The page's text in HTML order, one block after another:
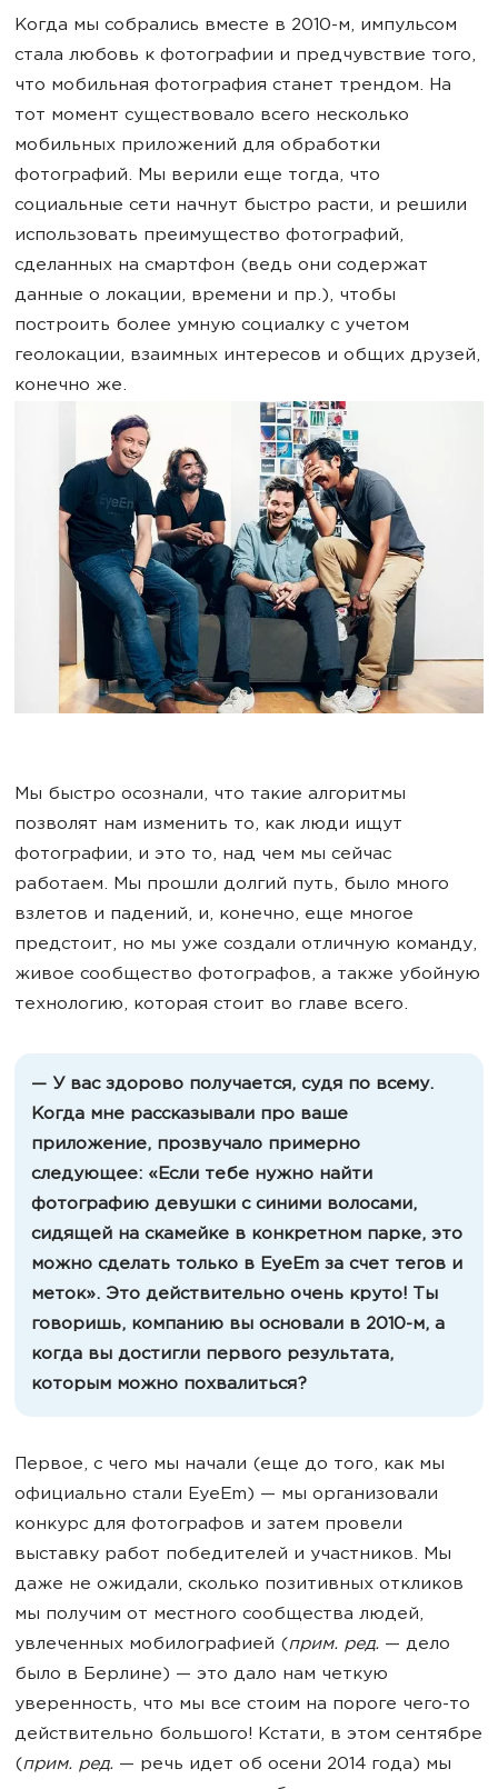
Когда мы собрались вместе в 2010-м, импульсом
стала любовь к фотографии и предчувствие того,
что мобильная фотография станет трендом. На
тот момент существовало всего несколько
мобильных приложений для обработки
фотографий. Мы верили еще тогда, что
социальные сети начнут быстро расти, и решили
использовать преимущество фотографий,
сделанных на смартфон (ведь они содержат
данные о локации, времени и пр.), чтобы
построить более умную социалку с учетом
геолокации, взаимных интересов и общих друзей,
конечно же.
Мы быстро осознали, что такие алгоритмы
позволят нам изменить то, как люди ищут
фотографии, и это то, над чем мы сейчас
работаем. Мы прошли долгий путь, было много
взлетов и падений, и, конечно, еще многое
предстоит, но мы уже создали отличную команду,
живое сообщество фотографов, а также убойную
технологию, которая стоит во главе всего.
— У вас здорово получается, судя по всему.
Когда мне рассказывали про ваше
приложение, прозвучало примерно
следующее: «Если тебе нужно найти
фотографию девушки с синими волосами,
сидящей на скамейке в конкретном парке, это
можно сделать только в EyeEm за счет тегов и
меток». Это действительно очень круто! Ты
говоришь, компанию вы основали в 2010-м, а
когда вы достигли первого результата,
которым можно похвалиться?
Первое, с чего мы начали (еще до того, как мы
официально стали EyeEm) — мы организовали
конкурс для фотографов и затем провели
выставку работ победителей и участников. Мы
даже не ожидали, сколько позитивных откликов
мы получим от местного сообщества людей,
увлеченных мобилографией (прим. ред. — дело
было в Берлине) — это дало нам четкую
уверенность, что мы все стоим на пороге чего-то
действительно большого! Кстати, в этом сентябре
(прим. ред. — речь идет об осени 2014 года) мы